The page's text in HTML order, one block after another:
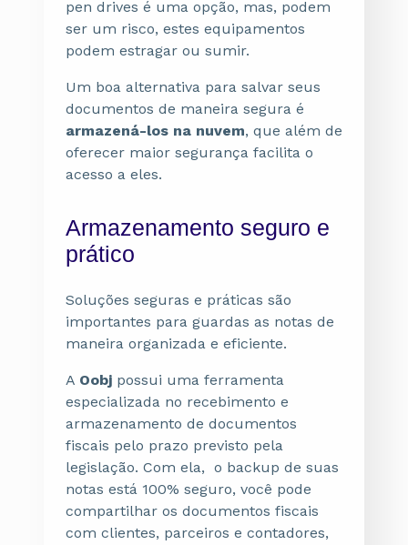
pen drives é uma opção, mas, podem
ser um risco, estes equipamentos
podem estragar ou sumir.
Um boa alternativa para salvar seus
documentos de maneira segura é
armazená-los na nuvem, que além de
oferecer maior segurança facilita o
acesso a eles.
Armazenamento seguro e
prático
Soluções seguras e práticas são
importantes para guardas as notas de
maneira organizada e eficiente.
A Oobj possui uma ferramenta
especializada no recebimento e
armazenamento de documentos
fiscais pelo prazo previsto pela
legislação. Com ela, o backup de suas
notas está 100% seguro, você pode
compartilhar os documentos fiscais
com clientes, parceiros e contadores,